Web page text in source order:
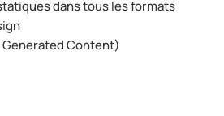
dans tous les formats
Generated Content)